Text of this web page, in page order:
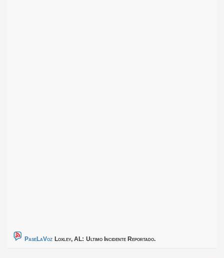
PaseLaVoz Loxley, AL: Ultimo Incidente Reportado.